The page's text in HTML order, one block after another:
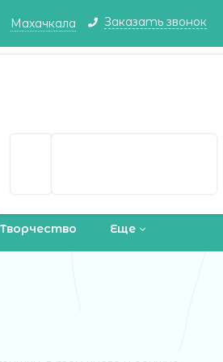
Махачкала Заказать звонок
Творчество Еще